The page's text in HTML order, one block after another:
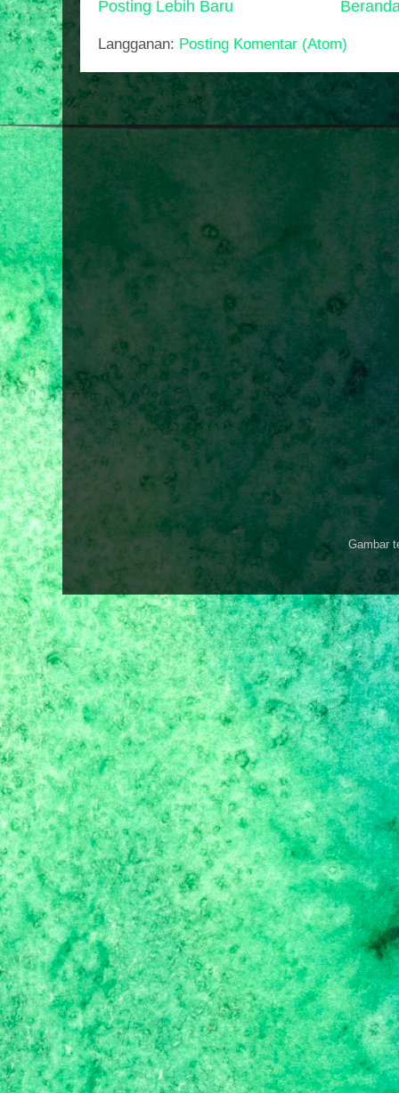
Posting Lebih Baru
Langganan: Posting Komentar (Atom)
Gambar